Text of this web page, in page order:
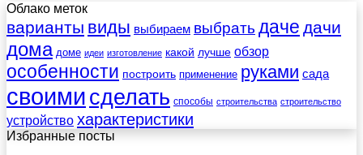
Облако меток
варианты виды выбираем выбрать даче дачи
дома доме идеи изготовление какой лучше обзор
особенности построить применение руками сада
своими сделать способы строительства строительство
устройство характеристики
Избранные посты